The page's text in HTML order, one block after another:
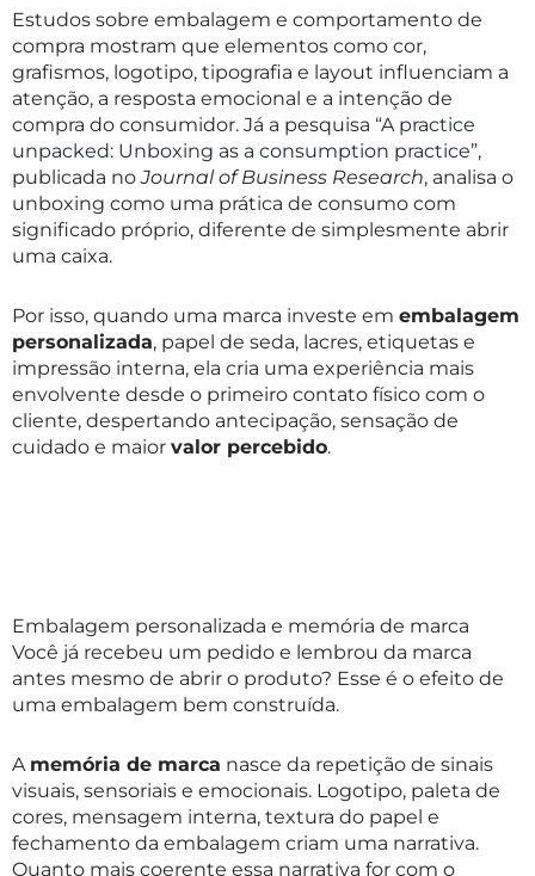
Estudos sobre embalagem e comportamento de
compra mostram que elementos como cor,
grafismos, logotipo, tipografia e layout influenciam a
atenção, a resposta emocional e a intenção de
compra do consumidor. Já a pesquisa “A practice
unpacked: Unboxing as a consumption practice”,
publicada noJournal of Business Research, analisa o
unboxing como uma prática de consumo com
significado próprio, diferente de simplesmente abrir
uma caixa.
Por isso, quando uma marca investe em embalagem
personalizada, papel de seda, lacres, etiquetas e
impressão interna, ela cria uma experiência mais
envolvente desde o primeiro contato físico com o
cliente, despertando antecipação, sensação de
cuidado e maior valor percebido.
Embalagem personalizada e memória de marca
Você já recebeu um pedido e lembrou da marca
antes mesmo de abrir o produto? Esse é o efeito de
uma embalagem bem construída.
A memória de marca nasce da repetição de sinais
visuais, sensoriais e emocionais. Logotipo, paleta de
cores, mensagem interna, textura do papel e
fechamento da embalagem criam uma narrativa.
Quanto mais coerente essa narrativa for com o